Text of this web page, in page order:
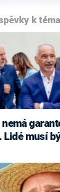
k
Lidé musí